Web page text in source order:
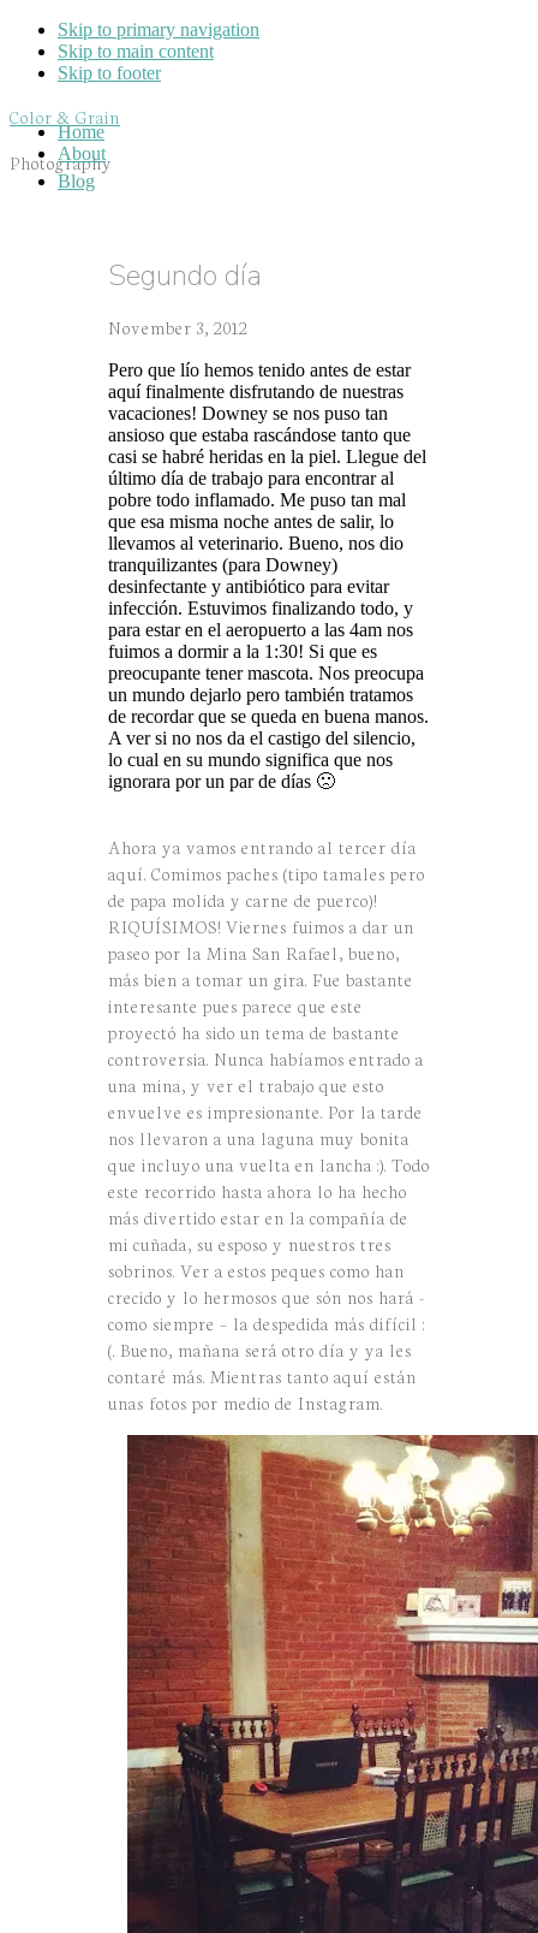
Skip to primary navigation
Skip to main content
Skip to footer
Color & Grain
Photography
Blog
Home
About
Segundo día
November 3, 2012
Pero que lío hemos tenido antes de estar
aquí finalmente disfrutando de nuestras
vacaciones! Downey se nos puso tan
ansioso que estaba rascándose tanto que
casi se habré heridas en la piel. Llegue del
último día de trabajo para encontrar al
pobre todo inflamado. Me puso tan mal
que esa misma noche antes de salir, lo
llevamos al veterinario. Bueno, nos dio
tranquilizantes (para Downey)
desinfectante y antibiótico para evitar
infección. Estuvimos finalizando todo, y
para estar en el aeropuerto a las 4am nos
fuimos a dormir a la 1:30! Si que es
preocupante tener mascota. Nos preocupa
un mundo dejarlo pero también tratamos
de recordar que se queda en buena manos.
A ver si no nos da el castigo del silencio,
lo cual en su mundo significa que nos
ignorara por un par de días 🙁
Ahora ya vamos entrando al tercer día
aquí. Comimos paches (tipo tamales pero
de papa molida y carne de puerco)!
RIQUÍSIMOS! Viernes fuimos a dar un
paseo por la Mina San Rafael, bueno,
más bien a tomar un gira. Fue bastante
interesante pues parece que este
proyectó ha sido un tema de bastante
controversia. Nunca habíamos entrado a
una mina, y ver el trabajo que esto
envuelve es impresionante. Por la tarde
nos llevaron a una laguna muy bonita
que incluyo una vuelta en lancha :). Todo
este recorrido hasta ahora lo ha hecho
más divertido estar en la compañía de
mi cuñada, su esposo y nuestros tres
sobrinos. Ver a estos peques como han
crecido y lo hermosos que són nos hará -
como siempre – la despedida más difícil :
(. Bueno, mañana será otro día y ya les
contaré más. Mientras tanto aquí están
unas fotos por medio de Instagram.